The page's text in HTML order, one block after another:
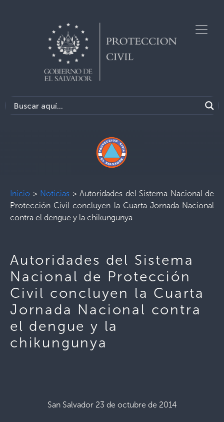
Inicio > Noticias > Autoridades del Sistema Nacional de
Protección Civil concluyen la Cuarta Jornada Nacional
contra el dengue y la chikungunya
Autoridades del Sistema
Nacional de Protección
Civil concluyen la Cuarta
Jornada Nacional contra
el dengue y la
chikungunya
San Salvador 23 de octubre de 2014